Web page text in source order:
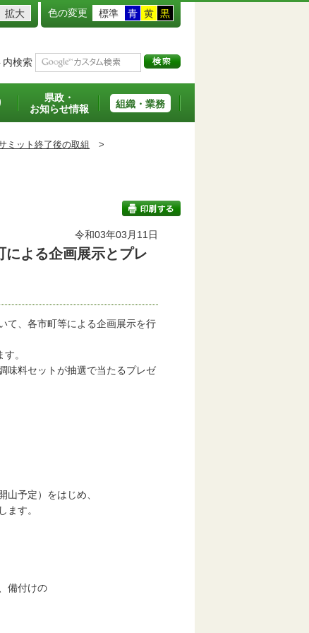
拡大 色の変更 標準 青 黄 黒
内検索
県政・
お知らせ情報
組織・業務
ミット終了後の取組
>
令和03年03月11日
よる企画展示とプレ
て、各市町等による企画展示を行
。
味料セットが抽選で当たるプレゼ
予定）をはじめ、
す。
備付けの